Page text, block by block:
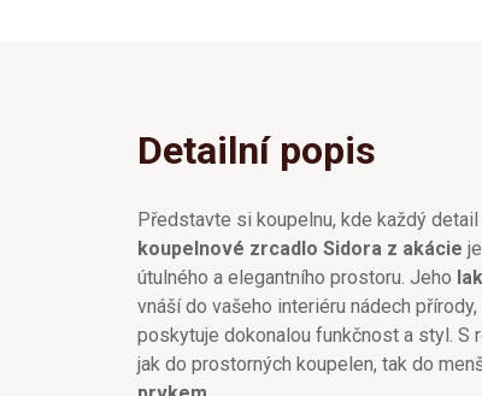
Detailní popis
Představte si koupelnu, kde každý detail
koupelnové zrcadlo Sidora z akácie
útulného a elegantního prostoru. Jeho
vnáší do vašeho interiéru nádech
poskytuje dokonalou funkčnost a styl.
jak do prostorných koupelen, tak do